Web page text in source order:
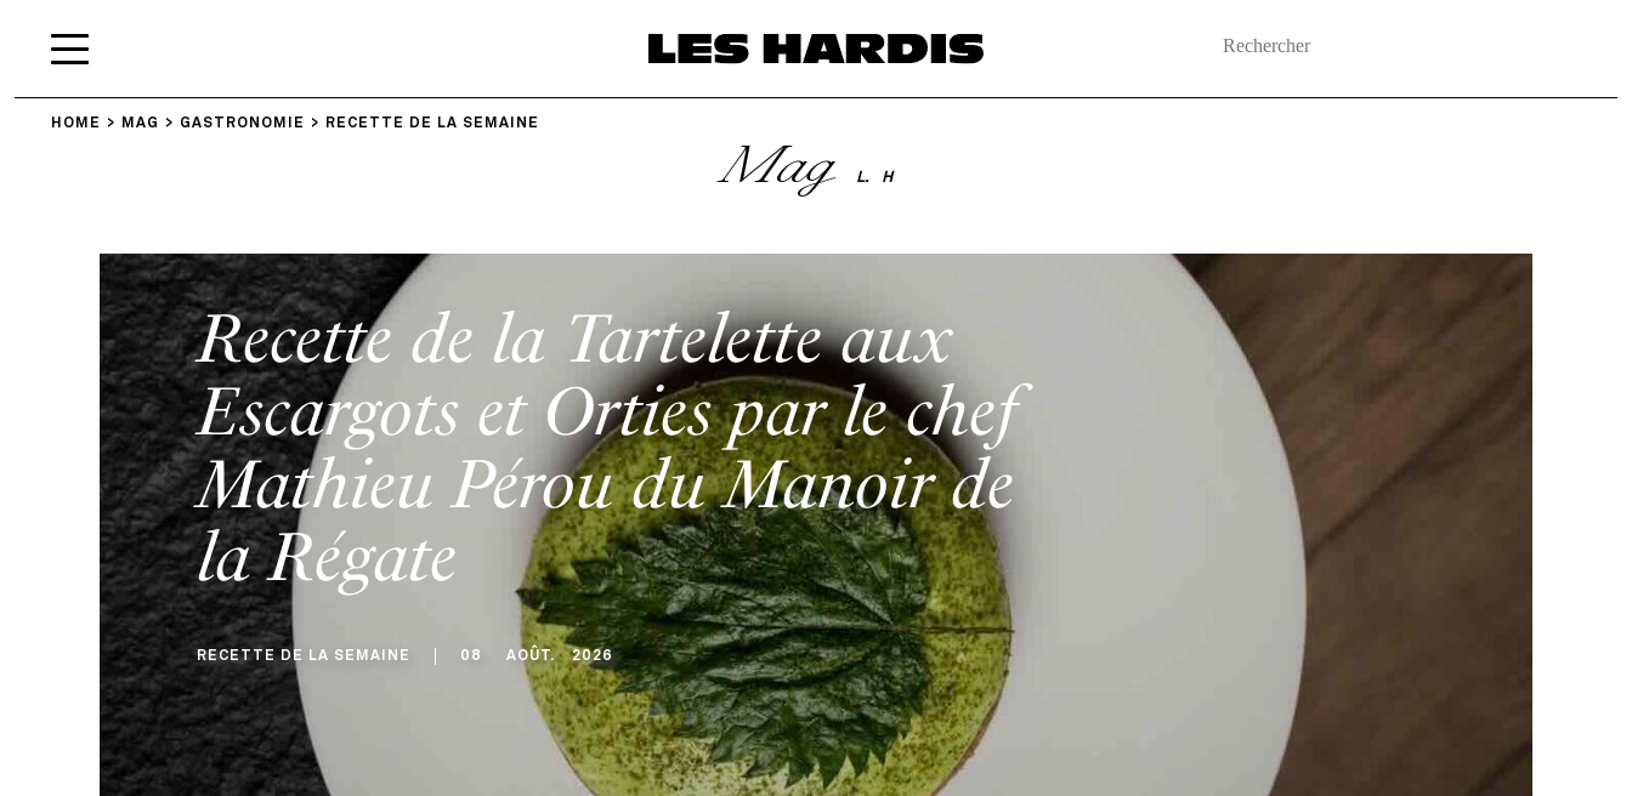
HOME MAG GASTRONOMIE RECETTE DE LA SEMAINE
Mag L. H
Recette de la Tartelette aux
Escargots et Orties par le chef
Mathieu Pérou du Manoir de
la Régate
RECETTE DE LA SEMAINE 08 AOÛT. 2026